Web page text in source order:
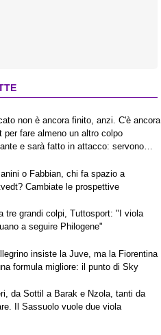
non è ancora finito, anzi. C'è ancora
per fare almeno un altro colpo
e sarà fatto in attacco: servono
caccia al giusto incastro
o Fabbian, chi fa spazio a
Cambiate le prospettive
tre grandi colpi, Tuttosport: "I viola
a seguire Philogene"
insiste la Juve, ma la Fiorentina
formula migliore: il punto di Sky
da Sottil a Barak e Nzola, tanti da
Il Sassuolo vuole due viola